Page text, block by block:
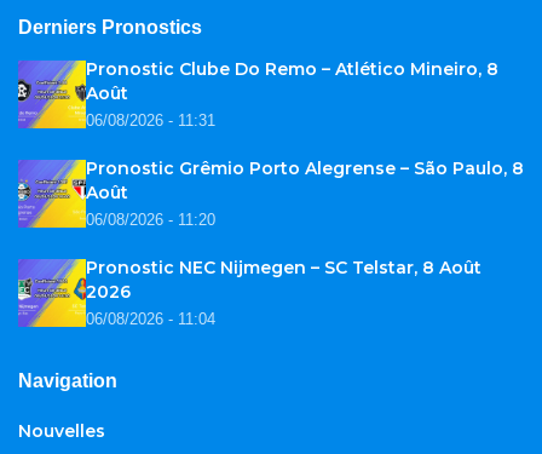
Derniers Pronostics
Pronostic Clube Do Remo – Atlético Mineiro, 8
Août
06/08/2026 - 11:31
Pronostic Grêmio Porto Alegrense – São Paulo, 8
Août
06/08/2026 - 11:20
Pronostic NEC Nijmegen – SC Telstar, 8 Août
2026
06/08/2026 - 11:04
Navigation
Nouvelles